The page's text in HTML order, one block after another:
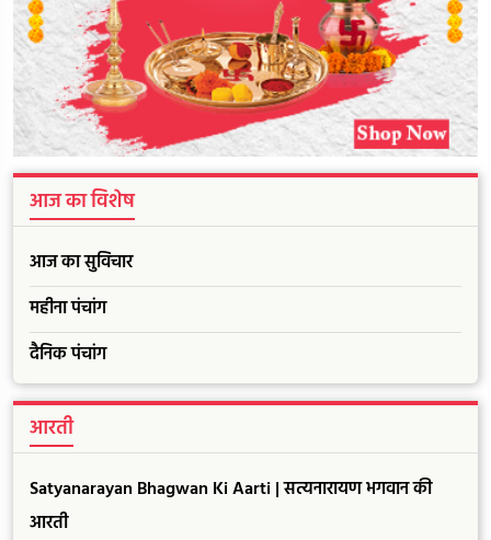
आज का विशेष
आज का सुविचार
महीना पंचांग
दैनिक पंचांग
आरती
Satyanarayan Bhagwan Ki Aarti | सत्यनारायण भगवान की
आरती